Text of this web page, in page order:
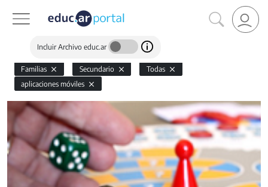
Incluir Archivo educ.ar
Familias Secundario
Todas
aplicaciones móviles